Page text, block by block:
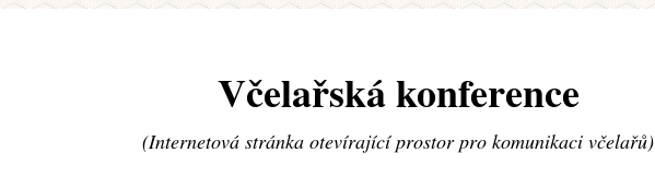
Včelařská konference
(Internetová stránka otevírající prostor pro komunikaci včelařů)